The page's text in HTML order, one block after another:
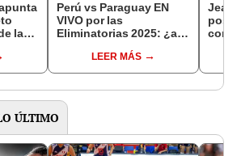
la
Perú vs Paraguay EN
VIVO por las
Eliminatorias 2025: ¿a
partido de la Bicolor?
LEER MÁS
Jean
ÚLTIMO